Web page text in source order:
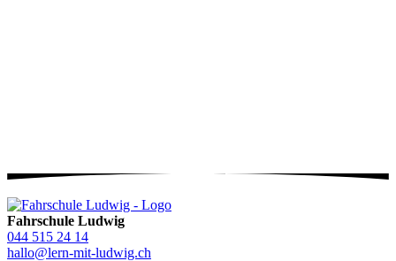
Fahrschule Ludwig
044 515 24 14
hallo@lern-mit-ludwig.ch